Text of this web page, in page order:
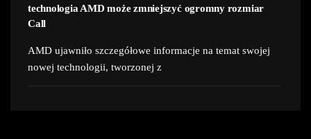
technologia AMD może zmniejszyć ogromny rozmiar
Call
AMD ujawniło szczegółowe informacje na temat swojej
nowej technologii, tworzonej z